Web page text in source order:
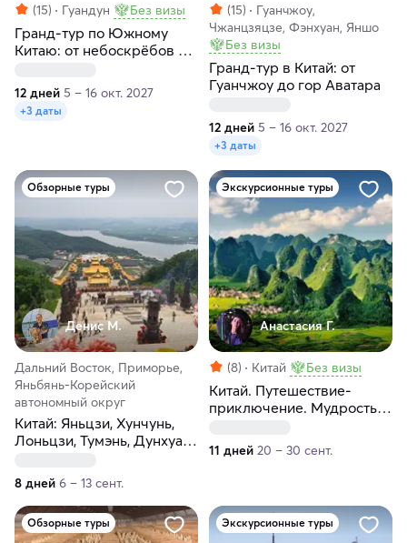
(15) Гуандун Без визы
Гранд-тур по Южному
Китаю: от небоскрёбов до
12 дней 5 – 16 окт. 2027
+3 даты
(15)
Гуанчжоу,
Чжанцзяцзе, Фэнхуан, Яншо
Без визы
Гранд-тур в Китай: от
Гуанчжоу до гор Аватара
12 дней 5 – 16 окт. 2027
+3 даты
Обзорные туры
Денис М.
Дальний Восток, Приморье,
Яньбянь-Корейский
автономный округ
Китай: Яньцзи, Хунчунь,
Лоньцзи, Тумэнь, Дунхуа и
Наслаждаемся настоящей
Азией!
8 дней 6 – 13 сент.
Экскурсионные туры
Анастасия Г.
(8) Китай Без визы
Китай. Путешествие-
приключение. Мудрость
11 дней 20 – 30 сент.
Обзорные туры Экскурсионные туры